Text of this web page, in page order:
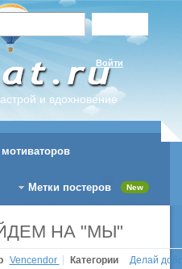
и вдохновение
Войти
мотиваторов
Метки постеров New
НА "МЫ"
Vencendor Категории Делай